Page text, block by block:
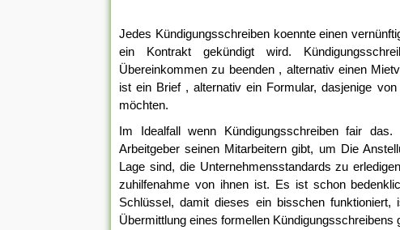
Jedes Kündigungsschreiben koennte einen
ein Kontrakt gekündigt wird.
Übereinkommen zu beenden , alternativ einen
ist ein Brief , alternativ ein Formular, dasjenige
möchten.
Im Idealfall wenn Kündigungsschreiben fair
Arbeitgeber seinen Mitarbeitern gibt, um Die
Lage sind, die Unternehmensstandards zu
zuhilfenahme von ihnen ist. Es ist schon
Schlüssel, damit dieses ein bisschen
Übermittlung eines formellen Kündigungsschreibens